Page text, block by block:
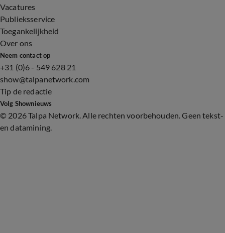
Vacatures
Publieksservice
Toegankelijkheid
Over ons
Neem contact op
+31 (0)6 - 549 628 21
show@talpanetwork.com
Tip de redactie
Volg Shownieuws
© 2026 Talpa Network. Alle rechten voorbehouden. Geen tekst-
en datamining.